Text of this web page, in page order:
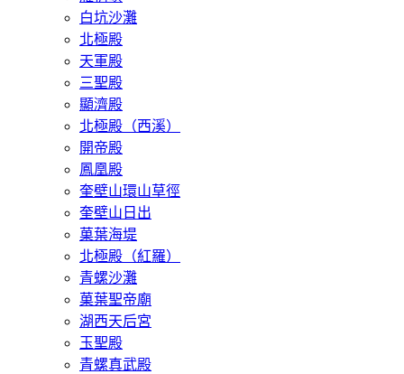
白坑沙灘
​北極殿
天軍殿
三聖殿
顯濟殿
北極殿（西溪）
開帝殿
鳳凰殿
奎壁山環山草徑
奎壁山日出
菓葉海堤
北極殿（紅羅）
青螺沙灘
菓葉聖帝廟
湖西天后宮
玉聖殿
青螺真武殿